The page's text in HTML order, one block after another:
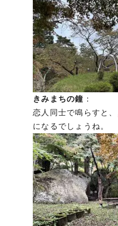
きみまちの鐘 ：
恋人同士で鳴らすと、
になるでしょうね。